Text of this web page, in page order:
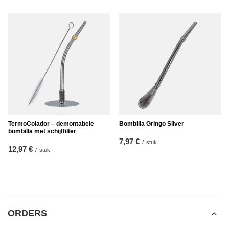
TermoColador – demontabele
bombilla met schijffilter
12,97 € / stuk
Bombilla Gringo Silver
7,97 € / stuk
ORDERS